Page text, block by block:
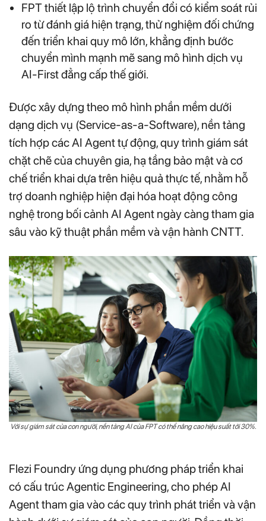
FPT thiết lập lộ trình chuyển đổi có kiểm soát rủi
ro từ đánh giá hiện trạng, thử nghiệm đối chứng
đến triển khai quy mô lớn, khẳng định bước
chuyển mình mạnh mẽ sang mô hình dịch vụ
AI-First đẳng cấp thế giới.
Được xây dựng theo mô hình phần mềm dưới
dạng dịch vụ (Service-as-a-Software), nền tảng
tích hợp các AI Agent tự động, quy trình giám sát
chặt chẽ của chuyên gia, hạ tầng bảo mật và cơ
chế triển khai dựa trên hiệu quả thực tế, nhằm hỗ
trợ doanh nghiệp hiện đại hóa hoạt động công
nghệ trong bối cảnh AI Agent ngày càng tham gia
sâu vào kỹ thuật phần mềm và vận hành CNTT.
Với sự giám sát của con người, nền tảng AI của FPT có thể nâng cao hiệu suất tới 30%.
Flezi Foundry ứng dụng phương pháp triển khai
có cấu trúc Agentic Engineering, cho phép AI
Agent tham gia vào các quy trình phát triển và vận